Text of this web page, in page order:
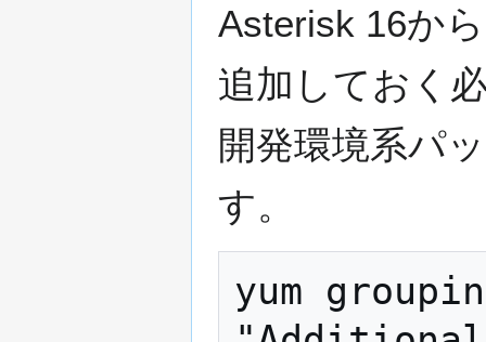
Asterisk 16か
追加しておく
開発環境系パ
す。
yum